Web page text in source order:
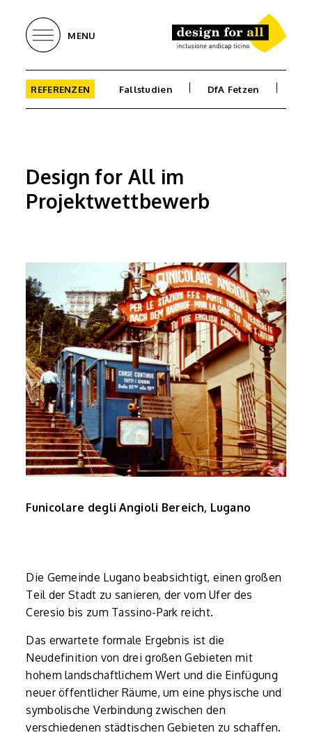
MENU
REFERENZEN Fallstudien DfA Fetzen
Design for All im
Projektwettbewerb
Funicolare degli Angioli Bereich, Lugano
Die Gemeinde Lugano beabsichtigt, einen großen
Teil der Stadt zu sanieren, der vom Ufer des
Ceresio bis zum Tassino-Park reicht.
Das erwartete formale Ergebnis ist die
Neudefinition von drei großen Gebieten mit
hohem landschaftlichem Wert und die Einfügung
neuer öffentlicher Räume, um eine physische und
symbolische Verbindung zwischen den
verschiedenen städtischen Gebieten zu schaffen.